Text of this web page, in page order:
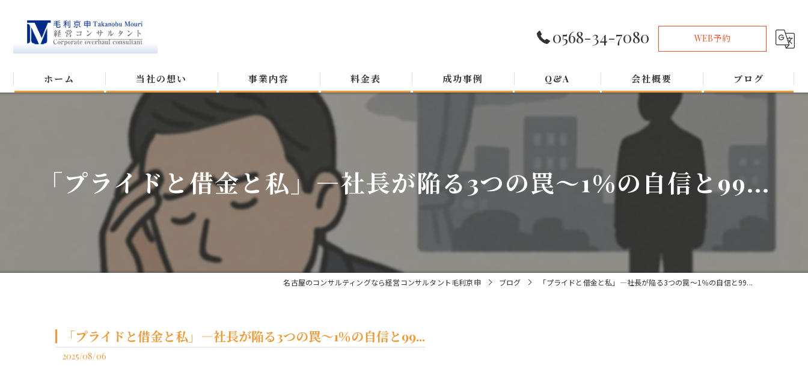
0568-34-7080 WEB予約
ホーム 当社の想い 事業内容 料金表 成功事例 Q&A 会社概要 ブログ
「プライドと借金と私」―社長が陥る3つの罠～1％の自信と99...
名古屋のコンサルティングなら経営コンサルタント毛利京申 ブログ 「プライドと借金と私」―社長が陥る3つの罠～1％の自信と99...
「プライドと借金と私」―社長が陥る3つの罠～1％の自信と99...
2025/08/06